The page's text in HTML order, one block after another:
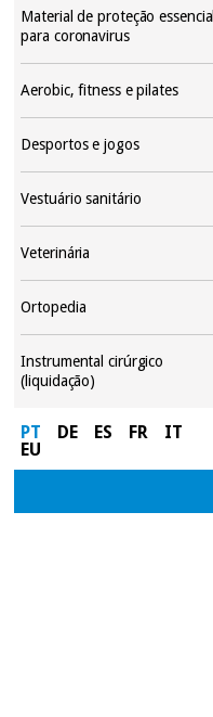
Material de proteção essencial
para coronavirus
Aerobic, fitness e pilates
Desportos e jogos
Vestuário sanitário
Veterinária
Ortopedia
Instrumental cirúrgico
(liquidação)
PT DE ES FR
IT
EU